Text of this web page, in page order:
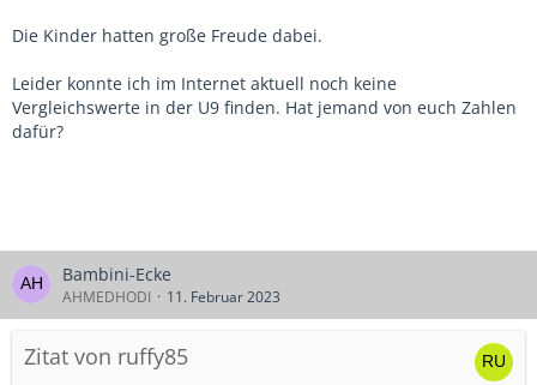
Die Kinder hatten große Freude dabei.
Leider konnte ich im Internet aktuell noch keine
Vergleichswerte in der U9 finden. Hat jemand von euch Zahlen
dafür?
Bambini-Ecke
AHMEDHODI 11. Februar 2023
Zitat von ruffy85